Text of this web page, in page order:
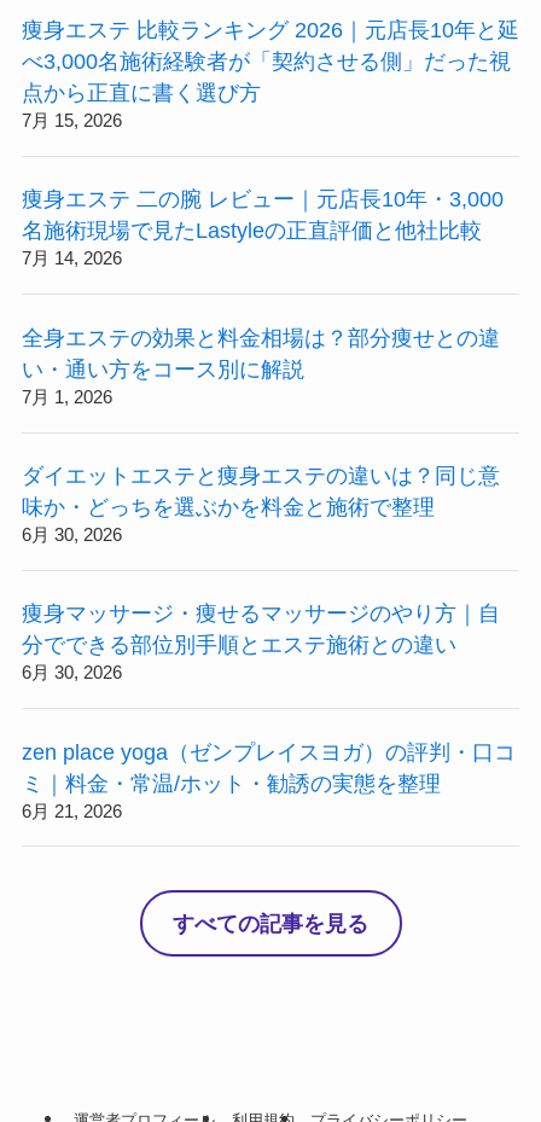
痩身エステ 比較ランキング 2026｜元店長10年と延
べ3,000名施術経験者が「契約させる側」だった視
点から正直に書く選び方
7月 15, 2026
痩身エステ 二の腕 レビュー｜元店長10年・3,000
名施術現場で見たLastyleの正直評価と他社比較
7月 14, 2026
全身エステの効果と料金相場は？部分痩せとの違
い・通い方をコース別に解説
7月 1, 2026
ダイエットエステと痩身エステの違いは？同じ意
味か・どっちを選ぶかを料金と施術で整理
6月 30, 2026
痩身マッサージ・痩せるマッサージのやり方｜自
分でできる部位別手順とエステ施術との違い
6月 30, 2026
zen place yoga（ゼンプレイスヨガ）の評判・口コ
ミ｜料金・常温/ホット・勧誘の実態を整理
6月 21, 2026
すべての記事を見る